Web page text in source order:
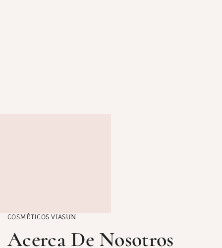
COSMÉTICOS VIASUN
Acerca De Nosotros